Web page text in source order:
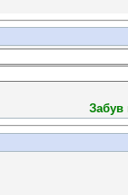
Забув